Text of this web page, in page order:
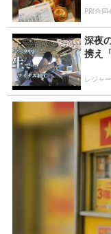
PR(合
深夜
携え
レジャ